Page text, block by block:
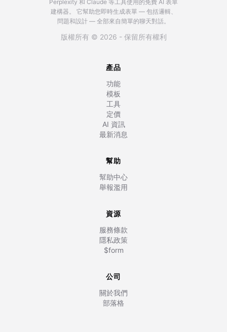
Perplexity 和 Claude 等工具使用的免費 AI 表單
建構器。
它幫助您即時生成表單 — 包括邏輯、
問題和設計 — 全部來自簡單的聊天對話。
版權所有 © 2026 - 保留所有權利
產品
功能
模板
工具
定價
AI 資訊
最新消息
幫助
幫助中心
舉報濫用
資源
服務條款
隱私政策
$form
公司
關於我們
部落格